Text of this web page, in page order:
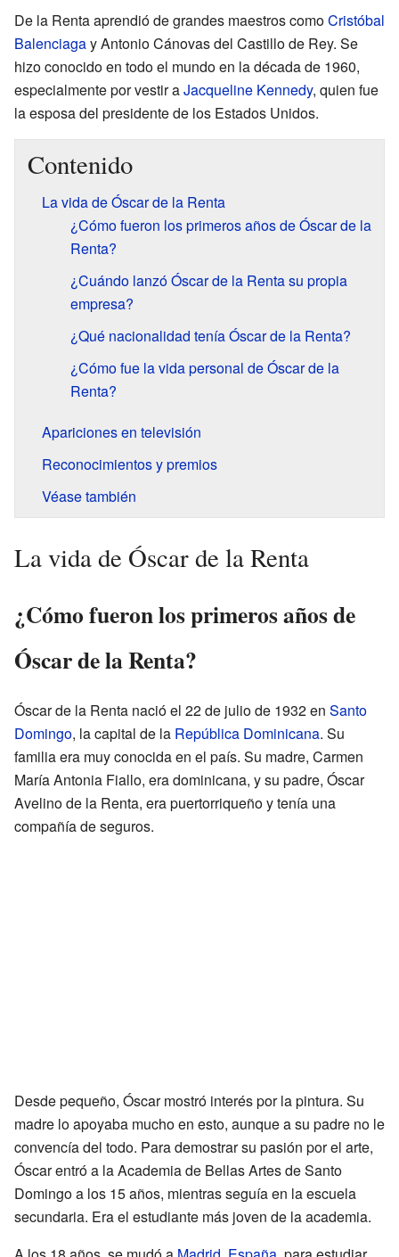
De la Renta aprendió de grandes maestros comoCristóbal
Balenciagay Antonio Cánovas del Castillo de Rey. Se
hizo conocido en todo el mundo en la década de 1960,
especialmente por vestir aJacqueline Kennedy, quien fue
la esposa del presidente de los Estados Unidos.
Contenido
La vida de Óscar de la Renta
¿Cómo fueron los primeros años de Óscar de la
Renta?
¿Cuándo lanzó Óscar de la Renta su propia
empresa?
¿Qué nacionalidad tenía Óscar de la Renta?
¿Cómo fue la vida personal de Óscar de la
Renta?
Apariciones en televisión
Reconocimientos y premios
Véase también
La vida de Óscar de la Renta
¿Cómo fueron los primeros años de
Óscar de la Renta?
Óscar de la Renta nació el 22 de julio de 1932 en Santo
Domingo, la capital de la República Dominicana. Su
familia era muy conocida en el país. Su madre, Carmen
María Antonia Fiallo, era dominicana, y su padre, Óscar
Avelino de la Renta, era puertorriqueño y tenía una
compañía de seguros.
Desde pequeño, Óscar mostró interés por la pintura. Su
madre lo apoyaba mucho en esto, aunque a su padre no le
convencía del todo. Para demostrar su pasión por el arte,
Óscar entró a la Academia de Bellas Artes de Santo
Domingo a los 15 años, mientras seguía en la escuela
secundaria. Era el estudiante más joven de la academia.